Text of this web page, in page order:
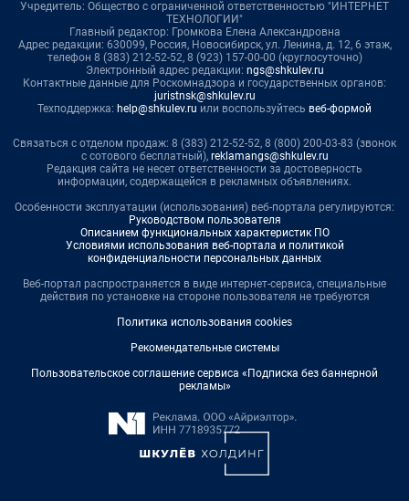
Учредитель: Общество с ограниченной ответственностью "ИНТЕРНЕТ
ТЕХНОЛОГИИ"
Главный редактор: Громкова Елена Александровна
Адрес редакции: 630099, Россия, Новосибирск, ул. Ленина, д. 12, 6 этаж,
телефон 8 (383) 212-52-52, 8 (923) 157-00-00 (круглосуточно)
Электронный адрес редакции: ngs@shkulev.ru
Контактные данные для Роскомнадзора и государственных органов:
juristnsk@shkulev.ru
Техподдержка: help@shkulev.ru или воспользуйтесь веб-формой
Связаться с отделом продаж: 8 (383) 212-52-52, 8 (800) 200-03-83 (звонок
с сотового бесплатный), reklamangs@shkulev.ru
Редакция сайта не несет ответственности за достоверность
информации, содержащейся в рекламных объявлениях.
Особенности эксплуатации (использования) веб-портала регулируются:
Руководством пользователя
Описанием функциональных характеристик ПО
Условиями использования веб-портала и политикой
конфиденциальности персональных данных
Веб-портал распространяется в виде интернет-сервиса, специальные
действия по установке на стороне пользователя не требуются
Политика использования cookies
Рекомендательные системы
Пользовательское соглашение сервиса «Подписка без баннерной
рекламы»